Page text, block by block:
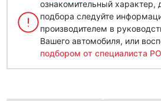
ознакомительный характер,
подбора следуйте
производителем в
Вашего автомобиля, или
подбором от специалиста